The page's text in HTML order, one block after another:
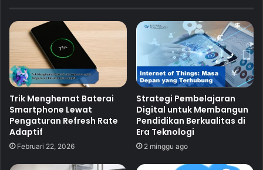
Trik Menghemat Baterai
Smartphone Lewat
Pengaturan Refresh Rate
Adaptif
Februari 22, 2026
Strategi Pembelajaran
Digital untuk Membangun
Pendidikan Berkualitas di
Era Teknologi
2 minggu ago